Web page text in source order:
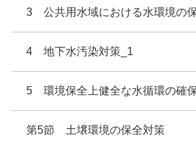
3 公共用水域における水環境の
4 地下水汚染対策_1
5 環境保全上健全な水循環の確
第5節 土壌環境の保全対策